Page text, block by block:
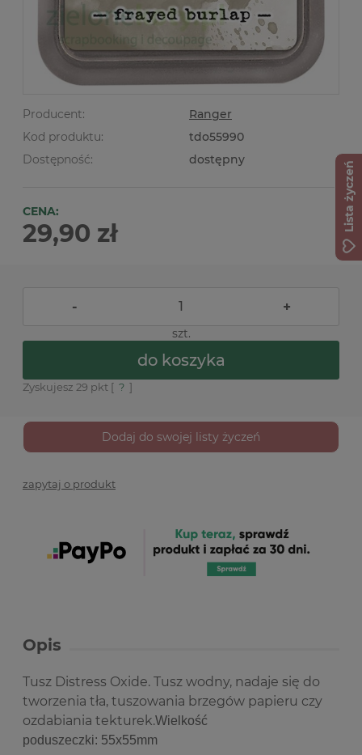
Producent:
Ranger
Kod produktu:
tdo55990
Dostępność:
dostępny
CENA:
29,90 zł
- +
szt.
do koszyka
Zyskujesz 29 pkt [ ? ]
Dodaj do swojej listy życzeń
zapytaj o produkt
Opis
Tusz Distress Oxide. Tusz wodny, nadaje się do
tworzenia tła, tuszowania brzegów papieru czy
ozdabiania tekturek.Wielkość
poduszeczki: 55x55mm
Lista życzeń